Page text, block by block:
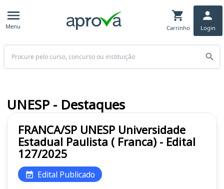
Menu Carrinho Login
Buscar
FRANCA/SP UNESP Universidade
Estadual Paulista ( Franca) - Edital
127/2025
Edital Publicado
UNESP - Destaques